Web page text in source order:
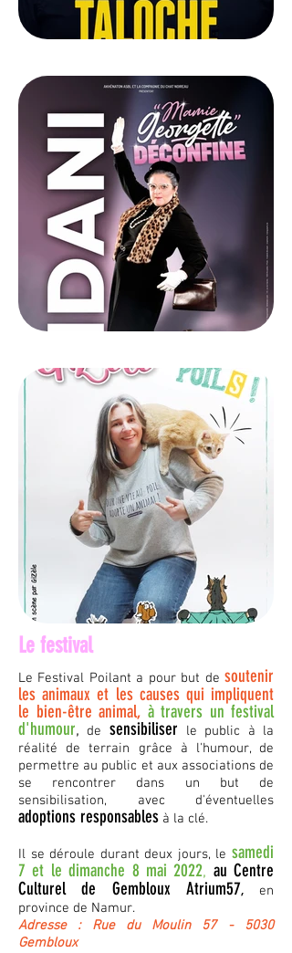
Le festival
Le Festival Poilant a pour but de soutenir
les animaux et les causes qui impliquent
le bien-être animal, à travers un festival
d'humour, de sensibiliser
le public à la
réalité de terrain grâce à l'humour, de
permettre au public et aux associations de
se rencontrer dans un but de
sensibilisation, avec d'éventuelles
adoptions responsables à la clé.
Il se déroule durant deux jours, le samedi
7 et le dimanche 8 mai 2022, au Centre
Culturel de Gembloux Atrium57, en
province de Namur.
Adresse : Rue du Moulin 57 - 5030
Gembloux